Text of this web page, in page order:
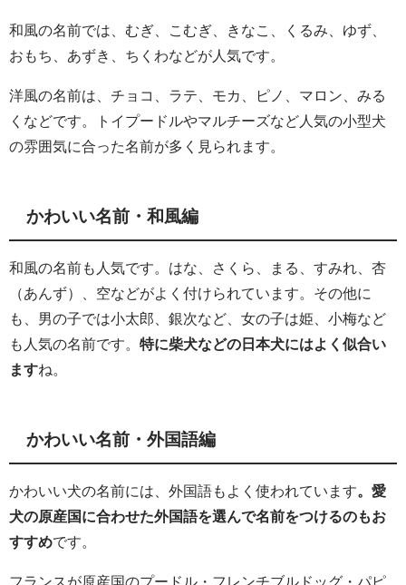
和風の名前では、むぎ、こむぎ、きなこ、くるみ、ゆず、
おもち、あずき、ちくわなどが人気です。
洋風の名前は、チョコ、ラテ、モカ、ピノ、マロン、みる
くなどです。トイプードルやマルチーズなど人気の小型犬
の雰囲気に合った名前が多く見られます。
かわいい名前・和風編
和風の名前も人気です。はな、さくら、まる、すみれ、杏
（あんず）、空などがよく付けられています。その他に
も、男の子では小太郎、銀次など、女の子は姫、小梅など
も人気の名前です。 特に柴犬などの日本犬にはよく似合い
ますね。
かわいい名前・外国語編
かわいい犬の名前には、外国語もよく使われています 。愛
犬の原産国に合わせた外国語を選んで名前をつけるのもお
すすめです。
フランスが原産国のプードル・フレンチブルドッグ・パピ